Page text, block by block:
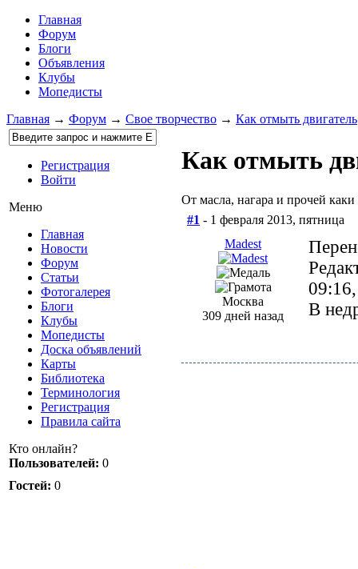
Главная
Форум
Блоги
Объявления
Клубы
Мопедисты
Главная → Форум → Свое творчество → Как отмыть двигатель
Регистрация
Войти
Меню
Главная
Новости
Форум
Статьи
Фотогалерея
Блоги
Клубы
Мопедисты
Доска объявлений
Карты
Библиотека
Терминология
Регистрация
Правила сайта
Кто онлайн?
Пользователей: 0
Гостей: 0
Как отмыть
От масла, нагара и прочей каки
#1 - 1 февраля 2013, пятница
Madest
Москва
309 дней назад
В